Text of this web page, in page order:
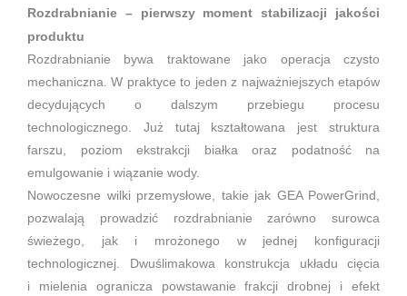
Rozdrabnianie – pierwszy moment stabilizacji jakości
produktu
Rozdrabnianie bywa traktowane jako operacja czysto
mechaniczna. W praktyce to jeden z najważniejszych etapów
decydujących o dalszym przebiegu procesu
technologicznego. Już tutaj kształtowana jest struktura
farszu, poziom ekstrakcji białka oraz podatność na
emulgowanie i wiązanie wody.
Nowoczesne wilki przemysłowe, takie jak GEA PowerGrind,
pozwalają prowadzić rozdrabnianie zarówno surowca
świeżego, jak i mrożonego w jednej konfiguracji
technologicznej. Dwuślimakowa konstrukcja układu cięcia
i mielenia ogranicza powstawanie frakcji drobnej i efekt